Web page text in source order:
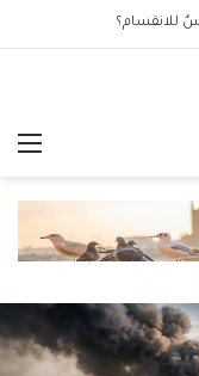
للانقسام؟